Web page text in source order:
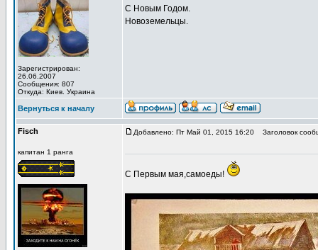
Зарегистрирован:
26.06.2007
Сообщения: 807
Откуда: Киев. Украина
С Новым Годом.
Новоземельцы.
Вернуться к началу
Fisch
капитан 1 ранга
Добавлено: Пт Май 01, 2015 16:20 Заголовок
С Первым мая,самоеды!